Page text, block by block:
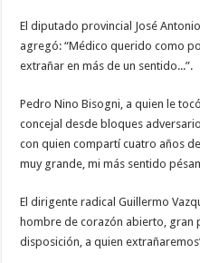
El diputado provincial José
agregó: “Médico querido como
extrañar en más de un sentido...”.
Pedro Nino Bisogni, a quien le
concejal desde bloques
con quien compartí cuatro años
muy grande, mi más sentido
El dirigente radical Guillermo
hombre de corazón abierto, gran
disposición, a quien